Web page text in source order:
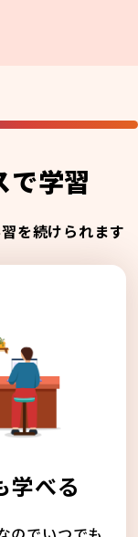
で学習
を続けられます
学べる